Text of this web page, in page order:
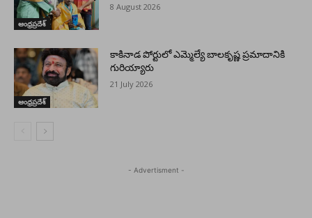
ఆంధ్రప్రదేశ్
8 August 2026
ఆంధ్రప్రదేశ్
కాకినాడ పోర్టులో ఎమ్మెల్యే బాలకృష్ణ ప్రమాదానికి
గురియ్యారు
21 July 2026
- Advertisment -